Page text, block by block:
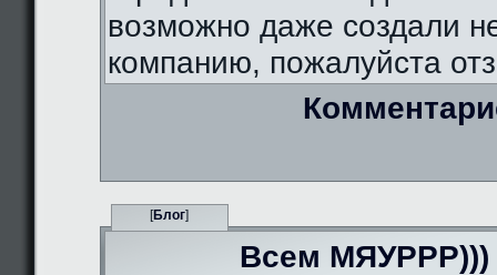
возможно даже создали
компанию, пожалуйста
[Блог]
Всем МЯУРРР)))